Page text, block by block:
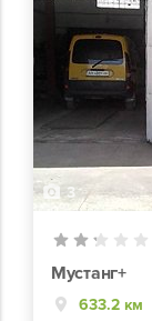
3
Мустанг+
633.2 км